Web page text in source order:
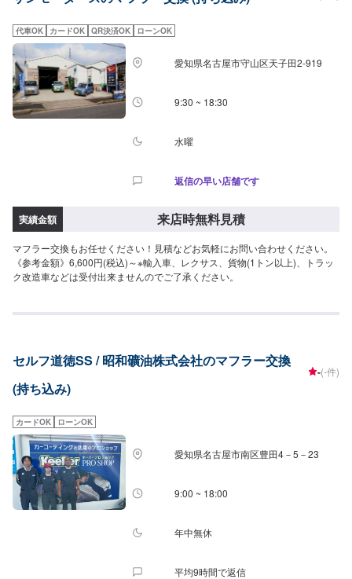
代車OK カードOK QR決済OK ローンOK
愛知県名古屋市守山区天子田2-919
9:30 ~ 18:30
水曜
返信の早い店舗です
実績金額 来店時無料見積
マフラー交換もお任せください！見積などお気軽にお問い合わせください。
《参考金額》6,600円(税込)～※輸入車、レクサス、貨物(1トン以上)、トラッ
ク改造車などは受付出来ませんのでご了承ください。
セルフ道徳SS / 昭和礦油株式会社のマフラー交換
(持ち込み)
-(-件)
カードOK ローンOK
愛知県名古屋市南区豊田4－5－23
9:00 ~ 18:00
年中無休
平均9時間で返信